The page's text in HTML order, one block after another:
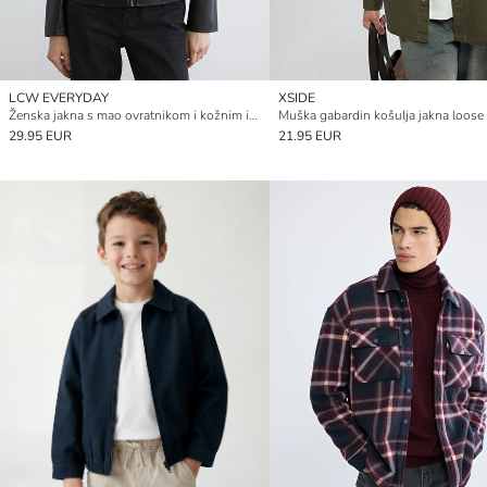
LCW EVERYDAY
Ženska jakna s mao ovratnikom i kožnim izgledom
29.95 EUR
XSIDE
Muška gabardin košulja jakna loose
21.95 EUR